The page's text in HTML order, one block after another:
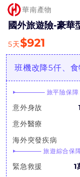
華南產物
國外旅遊險-豪華
5天$921
旅平險保障
意外身故
意外醫療
海外突發疾病
旅遊綜合保
緊急救援
1